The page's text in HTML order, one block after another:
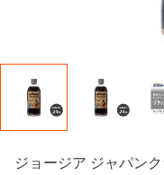
ジョージア ジャパン